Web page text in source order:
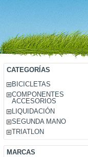
CATEGORÍAS
BICICLETAS
COMPONENTES
ACCESORIOS
LIQUIDACIÓN
SEGUNDA MANO
TRIATLON
MARCAS